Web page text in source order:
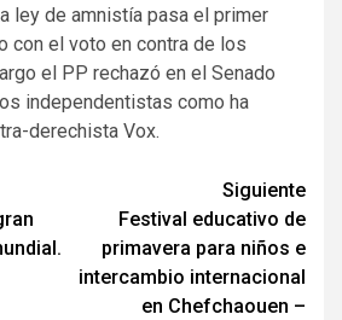
ley de amnistía pasa el primer
con el voto en contra de los
el PP rechazó en el Senado
independentistas como ha
derechista Vox.
Siguiente
Festival educativo de
primavera para niños e
intercambio internacional
en Chefchaouen –